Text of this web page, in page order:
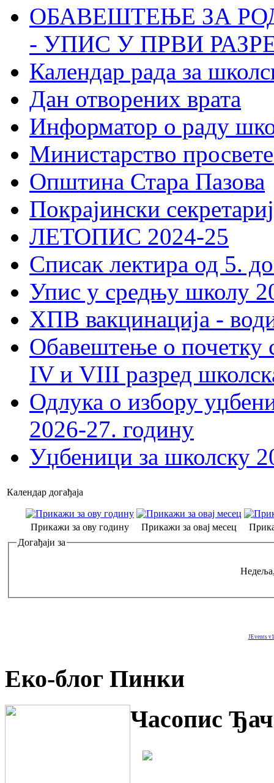
ОБАВЕШТЕЊЕ ЗА
- УПИС У ПРВИ
Календар рада за
Дан отворених врата
Информатор о раду
Министарство
Општина Стара Пазова
Покрајински
ЛЕТОПИС 2024-25
Списак лектира од 5.
Упис у средњу школу
ХПВ вакцинација -
Обавештење о почетку
IV и VIII разред
Одлука о избору
2026-27. годину
Уџбеници за школску
Календар догађаја
Прикажи за ову годину Прикажи за овај месец
Догађаји за
JEvents
Еко-блог Пинки
Часопис